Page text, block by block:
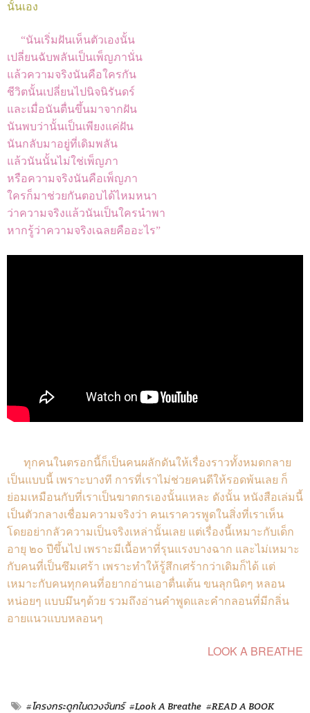
นั้นเอง
“นันเริ่มฝันเห็นตัวเองนั้น
เปลี่ยนฉับพลันเป็นเพ็ญภานั่น
แล้วความจริงนันคือใครกัน
ชีวิตนั้นเปลี่ยนไปนิจนิรันดร์
และเมื่อนันตื่นขึ้นมาจากฝัน
นันพบว่านั้นเป็นเพียงแค่ฝัน
นันกลับมาอยู่ที่เดิมพลัน
แล้วนันนั้นไม่ใช่เพ็ญภา
หรือความจริงนันคือเพ็ญภา
ใครก็มาช่วยกันตอบได้ไหมหนา
ว่าความจริงแล้วนันเป็นใครนำพา
หากรู้ว่าความจริงเฉลยคืออะไร”
ทุกคนในตรอกนี้ก็เป็นคนผลักดันให้เรื่องราวทั้งหมดกลาย
เป็นแบบนี้ เพราะบางที การที่เราไม่ช่วยคนดีให้รอดพ้นเลย ก็
ย่อมเหมือนกับที่เราเป็นฆาตกรเองนั้นแหละ ดังนั้น หนังสือเล่มนี้
เป็นตัวกลางเชื่อมความจริงว่า คนเราควรพูดในสิ่งที่เราเห็น
โดยอย่ากลัวความเป็นจริงเหล่านั้นเลย แต่เรื่องนี้เหมาะกับเด็ก
อายุ ๒๐ ปีขึ้นไป เพราะมีเนื้อหาที่รุนแรงบางฉาก และไม่เหมาะ
กับคนที่เป็นซึมเศร้า เพราะทำให้รู้สึกเศร้ากว่าเดิมก็ได้ แต่
เหมาะกับคนทุกคนที่อยากอ่านเอาตื่นเต้น ขนลุกนิดๆ หลอน
หน่อยๆ แบบมึนๆด้วย รวมถึงอ่านคำพูดและคำกลอนที่มีกลิ่น
อายแนวแบบหลอนๆ
LOOK A BREATHE
#โครงกระดูกในดวงจันทร์ #Look A Breathe #READ A BOOK